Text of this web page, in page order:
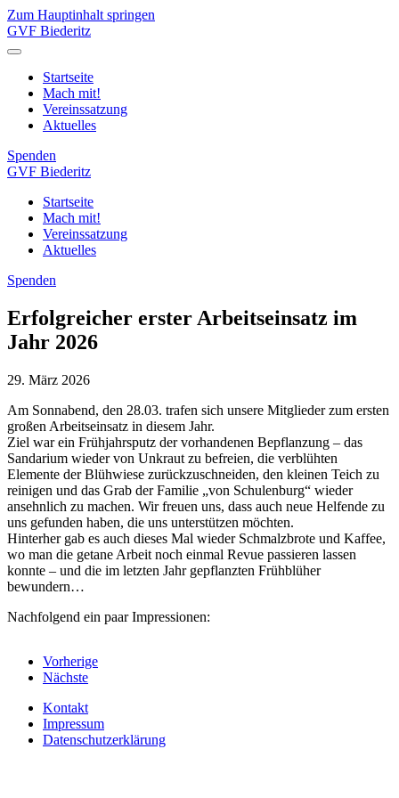
Zum Hauptinhalt springen
GVF Biederitz
Startseite
Mach mit!
Vereinssatzung
Aktuelles
Spenden
GVF Biederitz
Startseite
Mach mit!
Vereinssatzung
Aktuelles
Spenden
Erfolgreicher erster Arbeitseinsatz im
Jahr 2026
29. März 2026
Am Sonnabend, den 28.03. trafen sich unsere Mitglieder zum ersten
großen Arbeitseinsatz in diesem Jahr.
Ziel war ein Frühjahrsputz der vorhandenen Bepflanzung – das
Sandarium wieder von Unkraut zu befreien, die verblühten
Elemente der Blühwiese zurückzuschneiden, den kleinen Teich zu
reinigen und das Grab der Familie „von Schulenburg“ wieder
ansehnlich zu machen. Wir freuen uns, dass auch neue Helfende zu
uns gefunden haben, die uns unterstützen möchten.
Hinterher gab es auch dieses Mal wieder Schmalzbrote und Kaffee,
wo man die getane Arbeit noch einmal Revue passieren lassen
konnte – und die im letzten Jahr gepflanzten Frühblüher
bewundern…
Nachfolgend ein paar Impressionen:
Vorherige
Nächste
Kontakt
Impressum
Datenschutzerklärung